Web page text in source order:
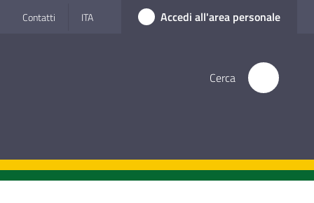
Contatti ITA Accedi all'area personale
Cerca